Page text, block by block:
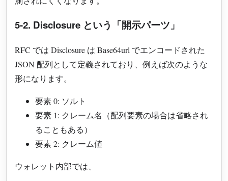
5-2. Disclosure という「開示パーツ」
RFC では Disclosure は Base64url でエンコードされた
JSON 配列として定義されており、例えば次のような
形になります。
要素 0: ソルト
要素 1: クレーム名（配列要素の場合は省略され
ることもある）
要素 2: クレーム値
ウォレット内部では、